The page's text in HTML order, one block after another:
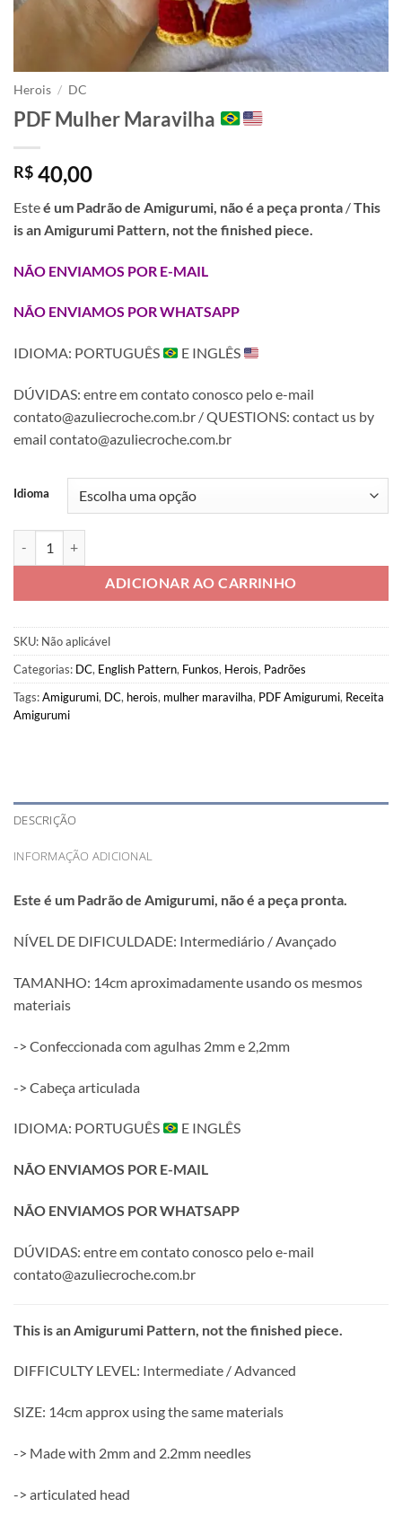
Herois / DC
PDF Mulher Maravilha
R$ 40,00
Esteé um Padrão de Amigurumi, não é a peça pronta /This
is an Amigurumi Pattern, not the finished piece.
NÃO ENVIAMOS POR E-MAIL
NÃO ENVIAMOS POR WHATSAPP
IDIOMA: PORTUGUÊS E INGLÊS
DÚVIDAS: entre em contato conosco pelo e-mail
contato@azuliecroche.com.br / QUESTIONS: contact us by
email contato@azuliecroche.com.br
Idioma
ADICIONAR AO CARRINHO
SKU: Não aplicável
Categorias: DC, English Pattern, Funkos, Herois, Padrões
Tags:Amigurumi, DC, herois, mulher maravilha, PDF Amigurumi, Receita
Amigurumi
DESCRIÇÃO
INFORMAÇÃO ADICIONAL
Este é um Padrão de Amigurumi, não é a peça pronta.
NÍVEL DE DIFICULDADE: Intermediário / Avançado
TAMANHO: 14cm aproximadamente usando os mesmos
materiais
-> Confeccionada com agulhas 2mm e 2,2mm
-> Cabeça articulada
IDIOMA: PORTUGUÊS E INGLÊS
NÃO ENVIAMOS POR E-MAIL
NÃO ENVIAMOS POR WHATSAPP
DÚVIDAS: entre em contato conosco pelo e-mail
contato@azuliecroche.com.br
This is an Amigurumi Pattern, not the finished piece.
DIFFICULTY LEVEL: Intermediate / Advanced
SIZE: 14cm approx using the same materials
-> Made with 2mm and 2.2mm needles
-> articulated head